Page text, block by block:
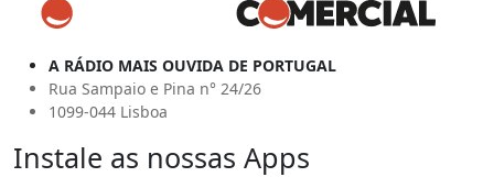
A RÁDIO MAIS OUVIDA DE PORTUGAL
Rua Sampaio e Pina n° 24/26
1099-044 Lisboa
Instale as nossas Apps